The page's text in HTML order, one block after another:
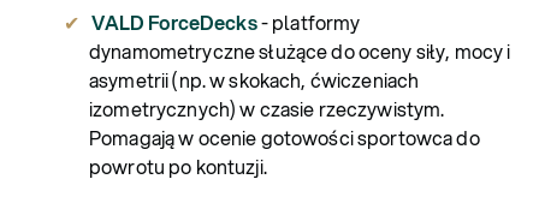
VALD ForceDecks- platformy
dynamometryczne służące do oceny siły, mocy i
asymetrii (np. w skokach, ćwiczeniach
izometrycznych) w czasie rzeczywistym.
Pomagają w ocenie gotowości sportowca do
powrotu po kontuzji.